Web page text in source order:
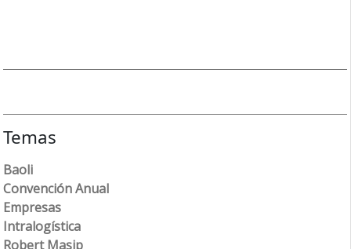
Temas
Baoli
Convención Anual
Empresas
Intralogística
Robert Masip